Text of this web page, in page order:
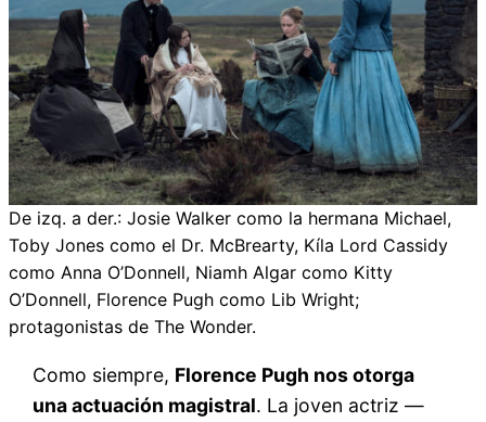
De izq. a der.: Josie Walker como la hermana Michael,
Toby Jones como el Dr. McBrearty, Kíla Lord Cassidy
como Anna O’Donnell, Niamh Algar como Kitty
O’Donnell, Florence Pugh como Lib Wright;
protagonistas de The Wonder.
Como siempre, Florence Pugh nos otorga
una actuación magistral. La joven actriz —